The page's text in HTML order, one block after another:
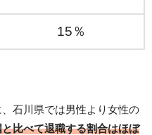
15％
石川県では男性より女性の
比べて退職する割合はほぼ